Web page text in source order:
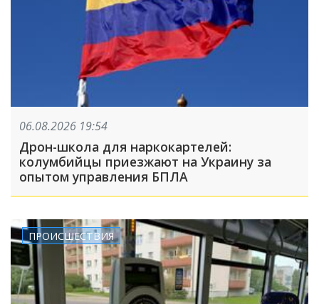
06.08.2026 19:54
Дрон-школа для наркокартелей:
колумбийцы приезжают на Украину за
опытом управления БПЛА
ПРОИСШЕСТВИЯ